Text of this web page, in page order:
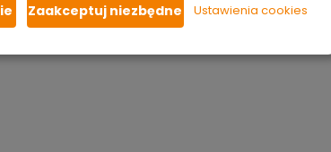
warstwami. Na niezagruntowane powierzchnie
powłoki.
Zaakceptuj niezbędne Ustawienia cookies